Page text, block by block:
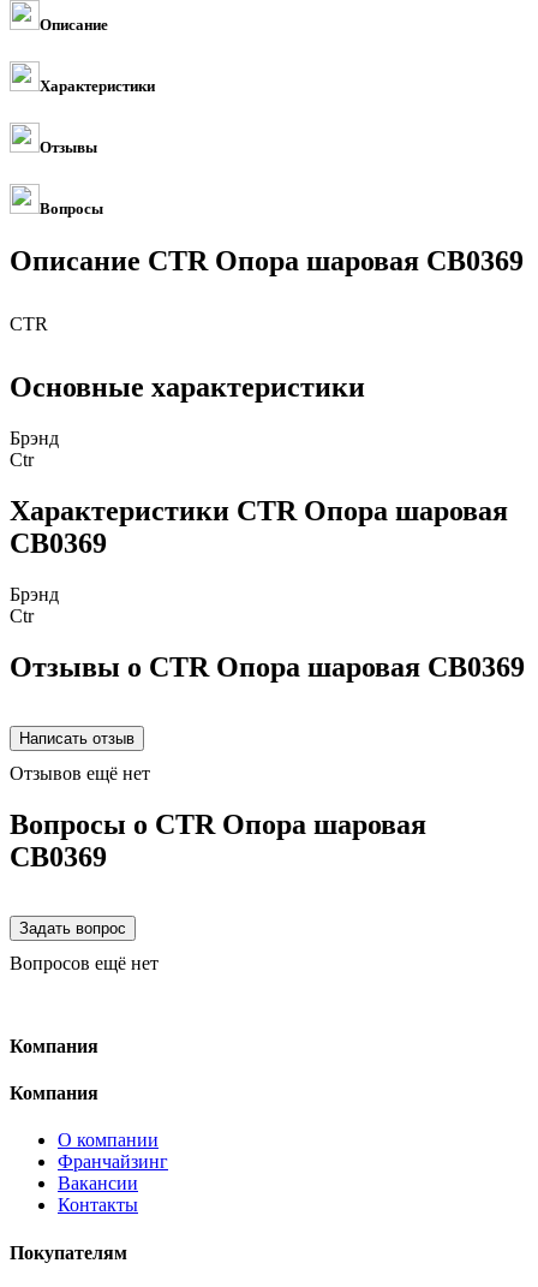
Описание
Характеристики
Отзывы
Вопросы
Описание CTR Опора шаровая CB0369
CTR
Основные характеристики
Брэнд
Ctr
Характеристики CTR Опора шаровая
CB0369
Брэнд
Ctr
Отзывы о CTR Опора шаровая CB0369
Отзывов ещё нет
Вопросы о CTR Опора шаровая
CB0369
Вопросов ещё нет
Компания
Компания
О компании
Франчайзинг
Вакансии
Контакты
Покупателям